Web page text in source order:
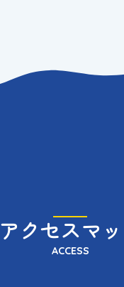
アクセスマ
ACCESS